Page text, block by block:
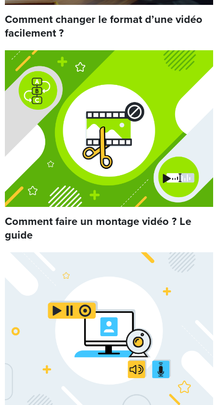
Comment changer le format d’une vidéo
facilement ?
Comment faire un montage vidéo ? Le
guide